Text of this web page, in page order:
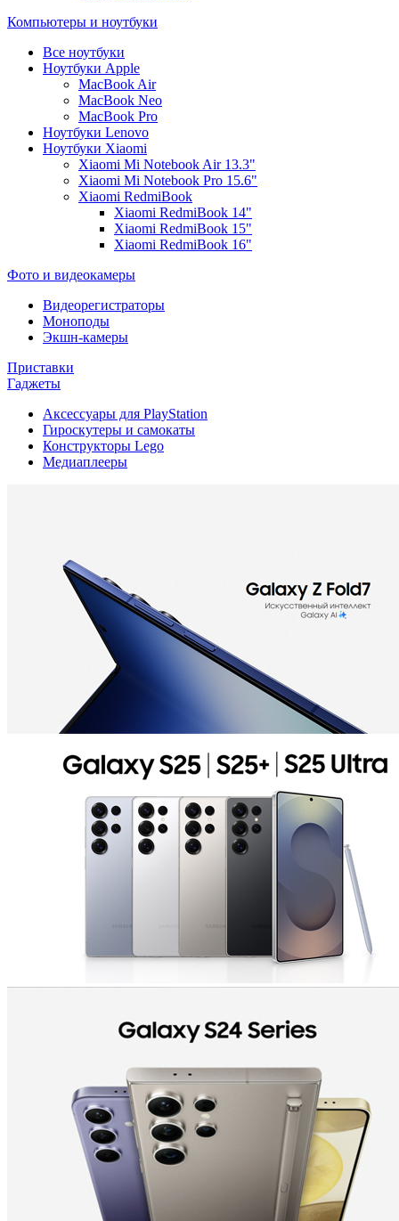
Компьютеры и ноутбуки
Все ноутбуки
Ноутбуки Apple
MacBook Air
MacBook Neo
MacBook Pro
Ноутбуки Lenovo
Ноутбуки Xiaomi
Xiaomi Mi Notebook Air 13.3"
Xiaomi Mi Notebook Pro 15.6"
Xiaomi RedmiBook
Xiaomi RedmiBook 14"
Xiaomi RedmiBook 15"
Xiaomi RedmiBook 16"
Фото и видеокамеры
Видеорегистраторы
Моноподы
Экшн-камеры
Приставки
Гаджеты
Аксессуары для PlayStation
Гироскутеры и самокаты
Конструкторы Lego
Медиаплееры